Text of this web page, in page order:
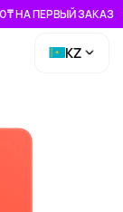
НА ПЕРВЫЙ ЗАКАЗ
KZ